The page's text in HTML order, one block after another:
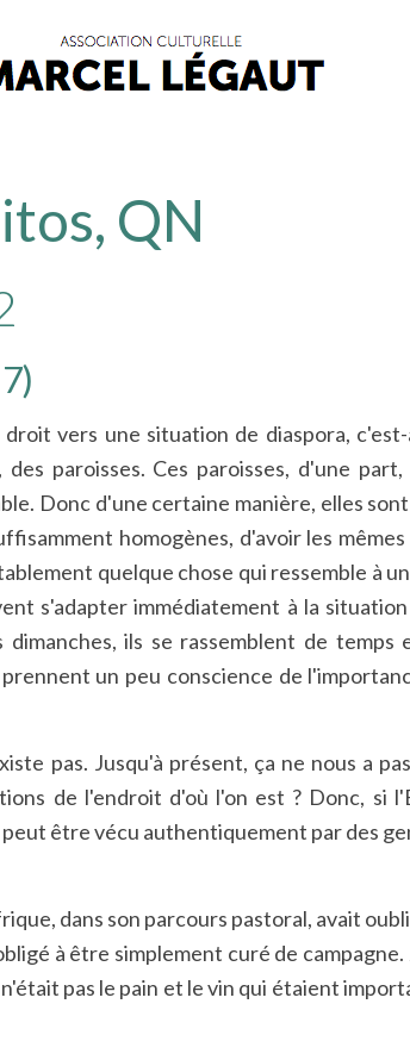
QN
vers une situation de diaspora,
paroisses. Ces paroisses, d'une
Donc d'une certaine manière, elles
homogènes, d'avoir les
quelque chose qui ressemble à
s'adapter immédiatement à la
ils se rassemblent de
un peu conscience de
pas. Jusqu'à présent, ça ne nous a
de l'endroit d'où l'on est ? Donc, si
être vécu authentiquement par des
dans son parcours pastoral, avait
à être simplement curé de
pas le pain et le vin qui étaient